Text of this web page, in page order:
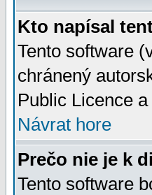
Kto napísal
Tento software
chránený
Public Licence
Návrat hore
Prečo nie je k
Tento software